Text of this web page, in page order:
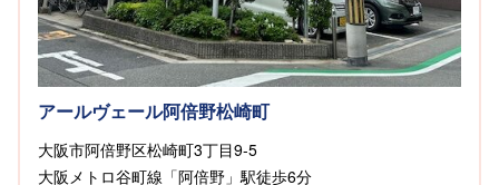
アールヴェール阿倍野松崎町
大阪市阿倍野区松崎町3丁目9-5
大阪メトロ谷町線「阿倍野」駅徒歩6分